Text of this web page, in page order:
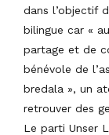
dans l’objectif
bilingue car «
partage et de
bénévole de
bredala », un
retrouver des
Le parti Unser